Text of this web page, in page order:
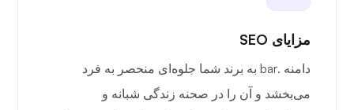
مزایای SEO
دامنه .bar به برند شما جلوه‌ای منحصر به فرد
می‌بخشد و آن را در صحنه زندگی شبانه و